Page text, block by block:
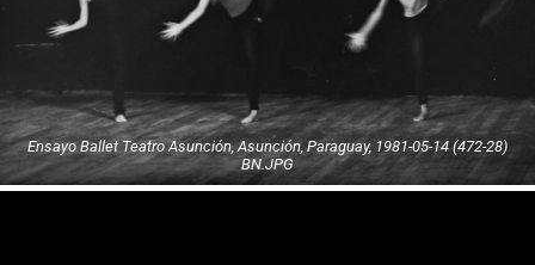
Ensayo Ballet Teatro Asunción, Asunción, Paraguay, 1981-05-14 (472-28)
BN.JPG